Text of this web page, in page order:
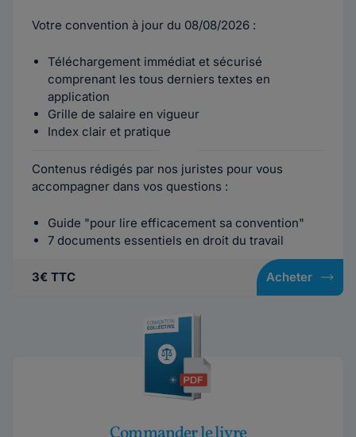
Votre convention à jour du 08/08/2026 :
Téléchargement immédiat et sécurisé
comprenant les tous derniers textes en
application
Grille de salaire en vigueur
Index clair et pratique
Contenus rédigés par nos juristes pour vous
accompagner dans vos questions :
Guide "pour lire efficacement sa convention"
7 documents essentiels en droit du travail
3€ TTC Acheter